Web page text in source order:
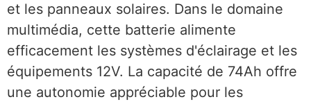
et les panneaux solaires. Dans le domaine
multimédia, cette batterie alimente
efficacement les systèmes d'éclairage et les
équipements 12V. La capacité de 74Ah offre
une autonomie appréciable pour les